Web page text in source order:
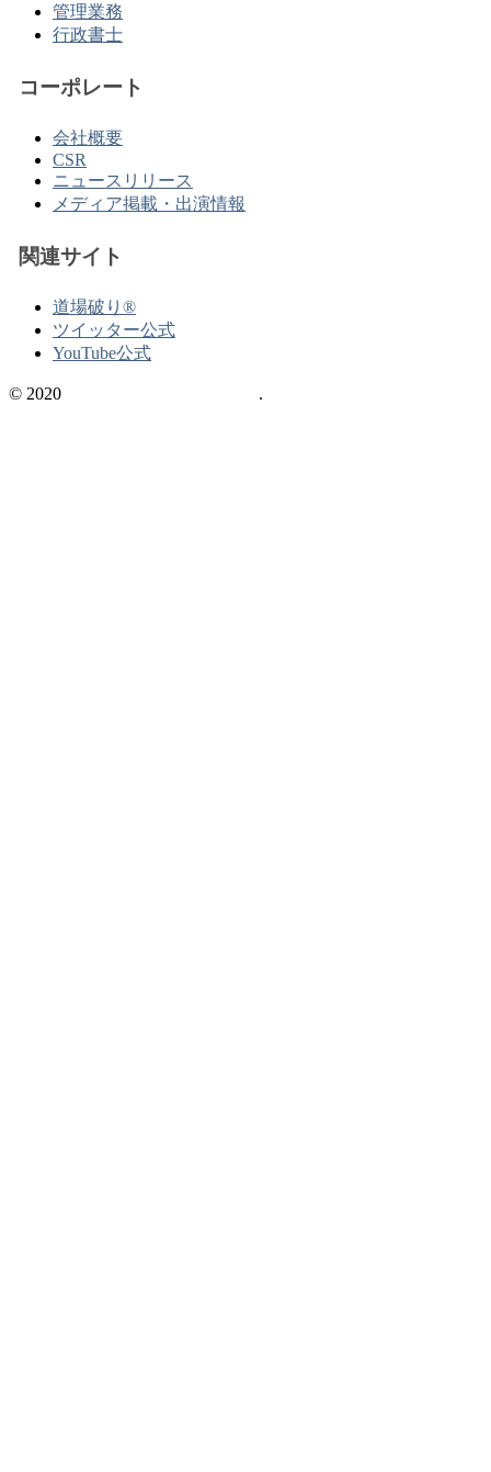
管理業務
行政書士
コーポレート
会社概要
CSR
ニュースリリース
メディア掲載・出演情報
関連サイト
道場破り®
ツイッター公式
YouTube公式
© 2020 .